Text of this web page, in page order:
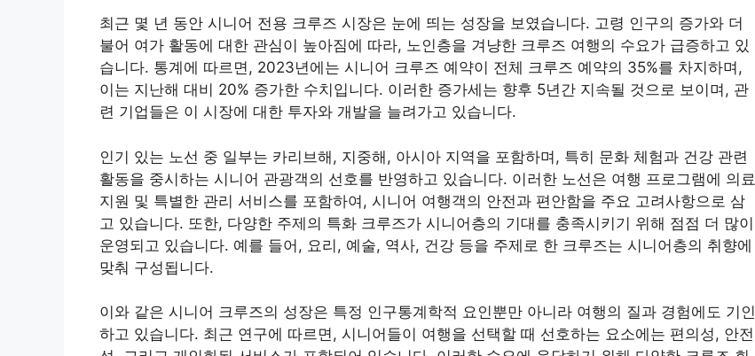
최근 몇 년 동안 시니어 전용 크루즈 시장은 눈에 띄는 성장을 보였습니다. 고령 인구의 증가와 더
불어 여가 활동에 대한 관심이 높아짐에 따라, 노인층을 겨냥한 크루즈 여행의 수요가 급증하고 있
습니다. 통계에 따르면, 2023년에는 시니어 크루즈 예약이 전체 크루즈 예약의 35%를 차지하며,
이는 지난해 대비 20% 증가한 수치입니다. 이러한 증가세는 향후 5년간 지속될 것으로 보이며, 관
련 기업들은 이 시장에 대한 투자와 개발을 늘려가고 있습니다.
인기 있는 노선 중 일부는 카리브해, 지중해, 아시아 지역을 포함하며, 특히 문화 체험과 건강 관련
활동을 중시하는 시니어 관광객의 선호를 반영하고 있습니다. 이러한 노선은 여행 프로그램에 의료
지원 및 특별한 관리 서비스를 포함하여, 시니어 여행객의 안전과 편안함을 주요 고려사항으로 삼
고 있습니다. 또한, 다양한 주제의 특화 크루즈가 시니어층의 기대를 충족시키기 위해 점점 더 많이
운영되고 있습니다. 예를 들어, 요리, 예술, 역사, 건강 등을 주제로 한 크루즈는 시니어층의 취향에
맞춰 구성됩니다.
이와 같은 시니어 크루즈의 성장은 특정 인구통계학적 요인뿐만 아니라 여행의 질과 경험에도 기인
하고 있습니다. 최근 연구에 따르면, 시니어들이 여행을 선택할 때 선호하는 요소에는 편의성, 안전